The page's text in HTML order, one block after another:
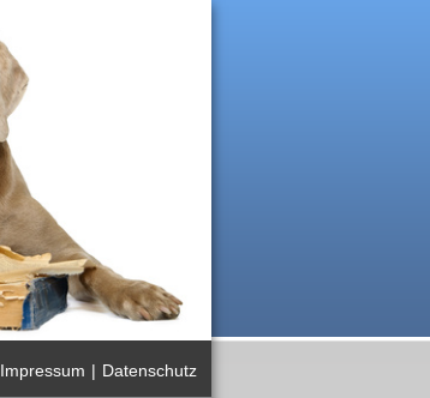
Datenschutz
|
Impressum